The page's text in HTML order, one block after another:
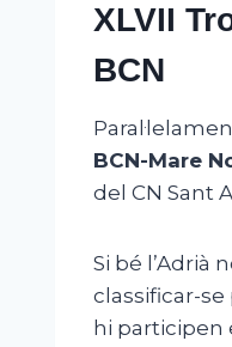
XLVII
BCN
BCN-Mare
del CN Sant
Si bé l’Adrià
classificar-
hi participen